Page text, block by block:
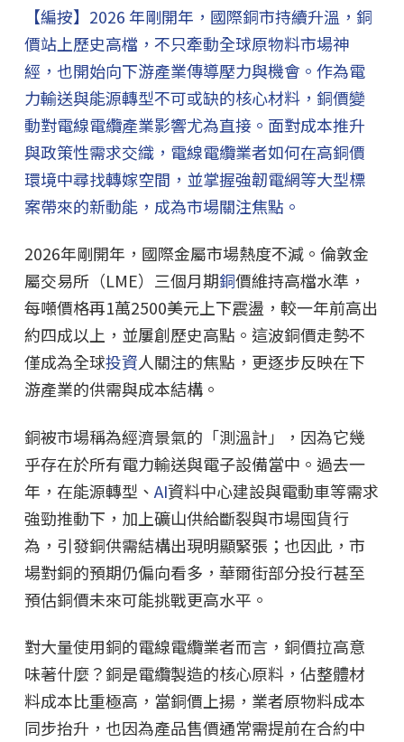
【編按】2026 年剛開年，國際銅市持續升溫，銅
價站上歷史高檔，不只牽動全球原物料市場神
經，也開始向下游產業傳導壓力與機會。作為電
力輸送與能源轉型不可或缺的核心材料，銅價變
動對電線電纜產業影響尤為直接。面對成本推升
與政策性需求交織，電線電纜業者如何在高銅價
環境中尋找轉嫁空間，並掌握強韌電網等大型標
案帶來的新動能，成為市場關注焦點。
2026年剛開年，國際金屬市場熱度不減。倫敦金
屬交易所（LME）三個月期銅價維持高檔水準，
每噸價格再1萬2500美元上下震盪，較一年前高出
約四成以上，並屢創歷史高點。這波銅價走勢不
僅成為全球投資人關注的焦點，更逐步反映在下
游產業的供需與成本結構。
銅被市場稱為經濟景氣的「測溫計」，因為它幾
乎存在於所有電力輸送與電子設備當中。過去一
年，在能源轉型、 AI資料中心建設與電動車等需求
強勁推動下，加上礦山供給斷裂與市場囤貨行
為，引發銅供需結構出現明顯緊張；也因此，市
場對銅的預期仍偏向看多，華爾街部分投行甚至
預估銅價未來可能挑戰更高水平。
對大量使用銅的電線電纜業者而言，銅價拉高意
味著什麼？銅是電纜製造的核心原料，佔整體材
料成本比重極高，當銅價上揚，業者原物料成本
同步抬升，也因為產品售價通常需提前在合約中